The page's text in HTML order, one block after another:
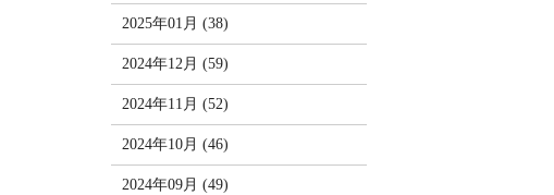
2025年01月 (38)
2024年12月 (59)
2024年11月 (52)
2024年10月 (46)
2024年09月 (49)